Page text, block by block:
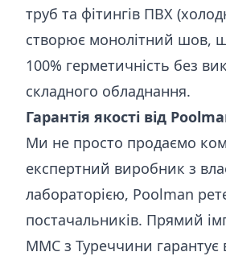
труб та фітингів ПВХ
створює монолітний шов,
100% герметичність без
складного обладнання.
Гарантія якості від
Ми не просто продаємо
експертний виробник з
лабораторією, Poolman
постачальників. Прямий
MMC з Туреччини